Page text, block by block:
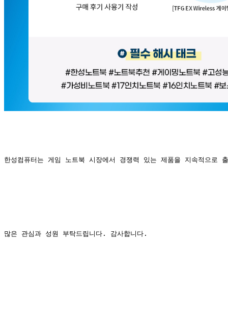
한성컴퓨터는 게임 노트북 시장에서 경쟁력 있는 제품을 지속적으로
많은 관심과 성원 부탁드립니다. 감사합니다.